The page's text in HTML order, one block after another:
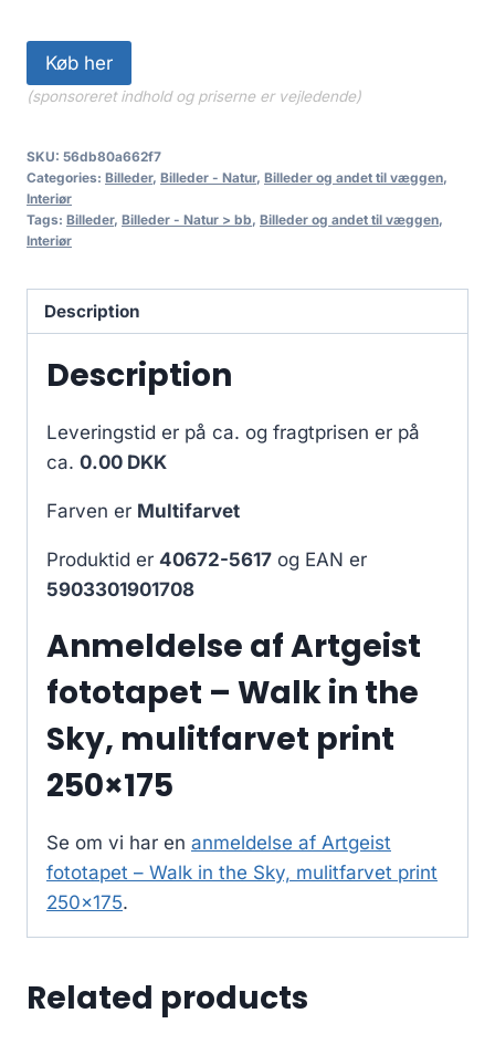
Køb her
(sponsoreret indhold og priserne er vejledende)
SKU: 56db80a662f7
Categories: Billeder, Billeder - Natur, Billeder og andet til væggen,
Interiør
Tags: Billeder, Billeder - Natur > bb, Billeder og andet til væggen,
Interiør
Description
Description
Leveringstid er på ca. og fragtprisen er på
ca. 0.00 DKK
Farven er Multifarvet
Produktid er 40672-5617 og EAN er
5903301901708
Anmeldelse af Artgeist
fototapet – Walk in the
Sky, mulitfarvet print
250×175
Se om vi har en anmeldelse af Artgeist
fototapet – Walk in the Sky, mulitfarvet print
250×175.
Related products